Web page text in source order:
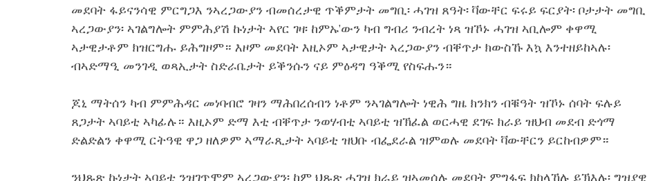
መደባት ፋይናንሳዊ ምርግጋእ ንኣረጋውያን ብመሰረታዊ ጥቕምታት መግቢ፡ ሓገዝ ጸዓት፡ ቫውቸር ፍሩይ ፍርያት፡ ቦታታት መግቢ
ኣረጋውያን፡ ኣገልግሎት ምምሕያሽ ኩነታት ኣየር ገዛ፡ ከምኡ’ውን ካብ ግብሪ ንብረት ነጻ ዝኾኑ ሓገዝ ኣቢሎም ቀዋሚ
ኣታዊታቶም ክዝርግሑ ይሕግዞም። እዞም መደባት እዚኦም ኣታዊታት ኣረጋውያን ብቐጥታ ክውስኹ እኳ እንተዘይከኣሉ፡
ብኣድማዒ መንገዲ ወጻኢታት ስድራቤታት ይቕንሱን ናይ ምዕዳግ ዓቕሚ የስፍሑን።
ጆኒ ማትሰን ካብ ምምሕዳር መነባብሮ ገዛን ማሕበረሰብን ነቶም ንኣገልግሎት ነዊሕ ግዜ ክንክን ብቑዓት ዝኾኑ ሰባት ፍሉይ
ጸጋታት ኣባይቲ ኣካፊሉ። እዚኦም ድማ እቲ ብቐጥታ ንወሃብቲ ኣባይቲ ዝኽፈል ወርሓዊ ደገፍ ክራይ ዝህብ መደብ ድጎማ
ድልድልን ቀዋሚ ርትዓዊ ዋጋ ዘለዎም ኣማራጺታት ኣባይቲ ዝህቡ ብፌደራል ዝምወሉ መደባት ቫውቸርን ይርከብዎም።
ንህጹጽ ኩነታት ኣባይቲ ንዝገጥሞም ኣረጋውያን፡ ከም ህጹጽ ሓገዝ ክራይ ዝኣመሰሉ መደባት ምግፋፍ ክከላኸሉ ይኽእሉ፡ ግዝያዊ